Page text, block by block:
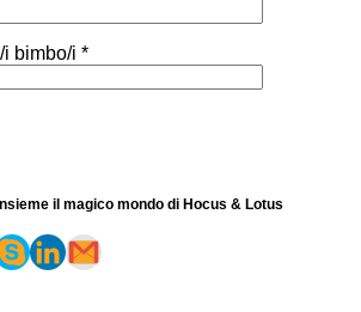
i bimbo/i *
il magico mondo di Hocus & Lotus